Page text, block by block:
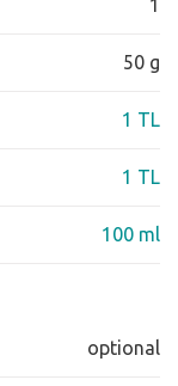
1
50 g
1 TL
1 TL
100 ml
optional